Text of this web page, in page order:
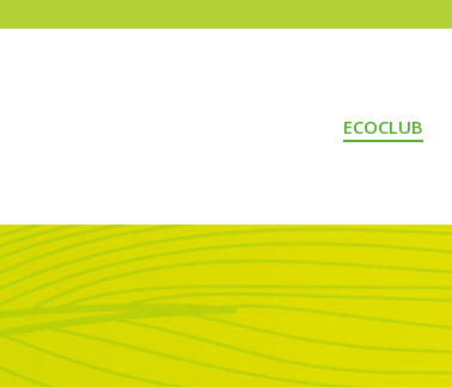
ECOCLUB